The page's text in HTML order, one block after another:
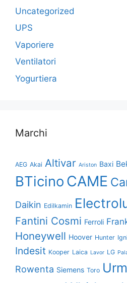
Uncategorized
UPS
Vaporiere
Ventilatori
Yogurtiera
Marchi
AEG Akai Altivar Ariston Baxi
BTicino CAME
Daikin Edilkamin
Fantini Cosmi Ferroli
Honeywell Hoover Hunter
Indesit Kooper Laica Lavor LG
Rowenta Siemens Toro